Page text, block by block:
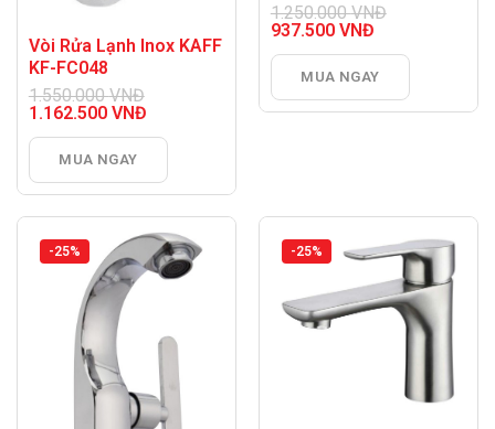
Vòi Rửa Lạnh Inox KAFF
KF-FC048
1.550.000VNĐ
Giá
là:
1.550.000 VNĐ.
1.162.500 VNĐ
hiện
là:
1.162.500 VNĐ.
MUA NGAY
1.250.000VNĐ
Giá
là:
1.250.000 VNĐ.
937.500 VNĐ
hiện
là:
937.500 VNĐ.
MUA NGAY
-25% -25%